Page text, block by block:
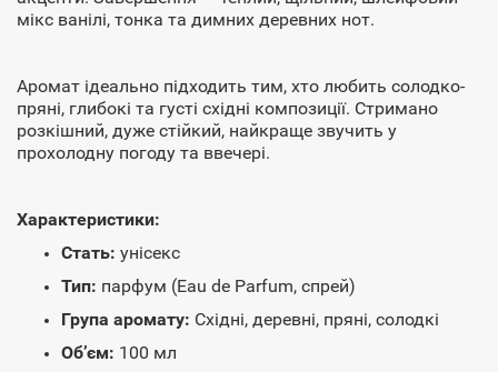
мікс ванілі, тонка та димних деревних нот.
Аромат ідеально підходить тим, хто любить солодко-
пряні, глибокі та густі східні композиції. Стримано
розкішний, дуже стійкий, найкраще звучить у
прохолодну погоду та ввечері.
Характеристики:
Стать: унісекс
Тип: парфум (Eau de Parfum, спрей)
Група аромату: Східні, деревні, пряні, солодкі
Об’єм: 100 мл